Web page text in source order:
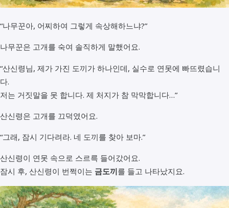
“나무꾼아, 어찌하여 그렇게 속상해하느냐?”
나무꾼은 고개를 숙여 솔직하게 말했어요.
“산신령님, 제가 가진 도끼가 하나인데, 실수로 연못에 빠뜨렸습니
다.
저는 거짓말을 못 합니다. 제 처지가 참 막막합니다…”
산신령은 고개를 끄덕였어요.
“그래, 잠시 기다려라. 네 도끼를 찾아 보마.”
산신령이 연못 속으로 스르륵 들어갔어요.
잠시 후, 산신령이 번쩍이는 금도끼를 들고 나타났지요.